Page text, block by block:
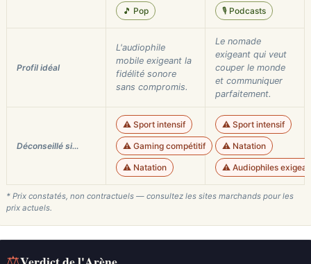
🎵 Pop 🎙️ Podcasts
Profil idéal
L'audiophile
mobile exigeant la
fidélité sonore
sans compromis.
Le nomade
exigeant qui veut
couper le monde
et communiquer
parfaitement.
Déconseillé si…
⚠️ Sport intensif
⚠️ Gaming compétitif
⚠️ Natation
⚠️ Sport intensif
⚠️ Natation
⚠️ Audiophiles
* Prix constatés, non contractuels — consultez les sites marchands pour les
prix actuels.